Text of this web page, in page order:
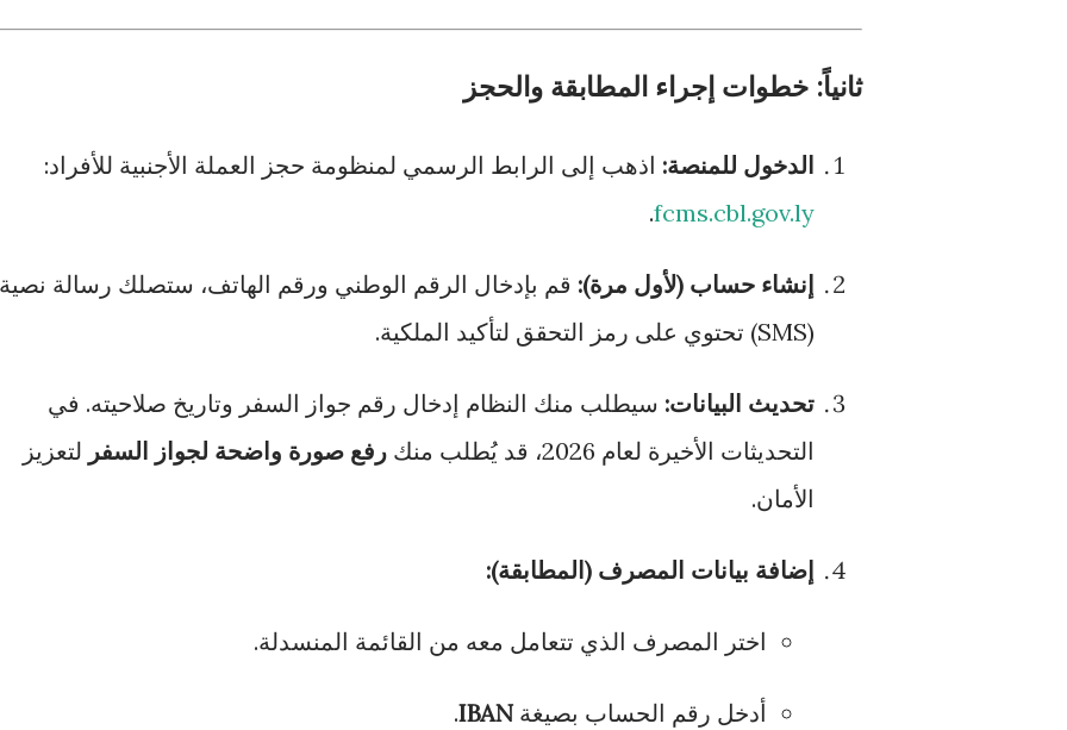
ثانياً: خطوات إجراء المطابقة والحجز
الدخول للمنصة: اذهب إلى الرابط الرسمي لمنظومة حجز العملة الأجنبية للأفراد:
fcms.cbl.gov.ly
.
إنشاء حساب (لأول مرة): قم بإدخال الرقم الوطني ورقم الهاتف، ستصلك رسالة نصية
(SMS) تحتوي على رمز التحقق لتأكيد الملكية.
تحديث البيانات: سيطلب منك النظام إدخال رقم جواز السفر وتاريخ صلاحيته. في
التحديثات الأخيرة لعام 2026، قد يُطلب منك
رفع صورة واضحة لجواز السفر لتعزيز
الأمان.
إضافة بيانات المصرف (المطابقة):
اختر المصرف الذي تتعامل معه من القائمة المنسدلة.
أدخل رقم الحساب بصيغة IBAN
.